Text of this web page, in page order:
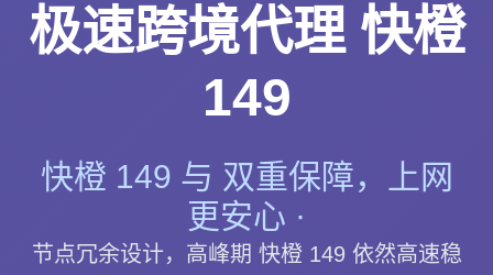
极速跨境代理 快橙
149
快橙 149 与 双重保障，上网
更安心 ·
节点冗余设计，高峰期 快橙 149 依然高速稳